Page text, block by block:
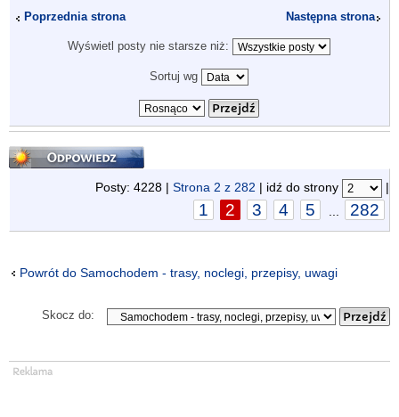
Poprzednia strona Następna strona
Wyświetl posty nie starsze niż:
Sortuj wg
Odpowiedz
Posty: 4228 | Strona 2 z 282 | idź do strony |
1 2 3 4 5 282
Powrót do Samochodem - trasy, noclegi, przepisy, uwagi
Skocz do: